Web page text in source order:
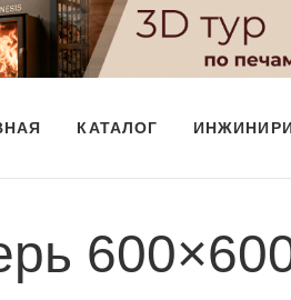
КАТАЛОГ